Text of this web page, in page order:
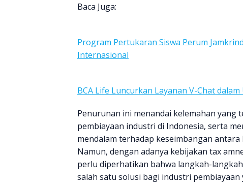
Baca Juga:
Program Pertukaran Siswa Perum
Internasional
BCA Life Luncurkan Layanan V-Chat
Penurunan ini menandai kelemahan yang
pembiayaan industri di Indonesia, serta
mendalam terhadap keseimbangan
Namun, dengan adanya kebijakan tax
perlu diperhatikan bahwa langkah-
salah satu solusi bagi industri